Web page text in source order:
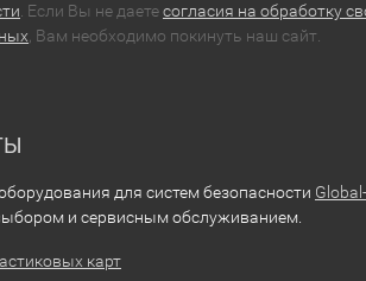
. Если Вы не даетесогласия на обработку
, Вам необходимо покинуть наш сайт.
для систем безопасности Global-
и сервисным обслуживанием.
карт